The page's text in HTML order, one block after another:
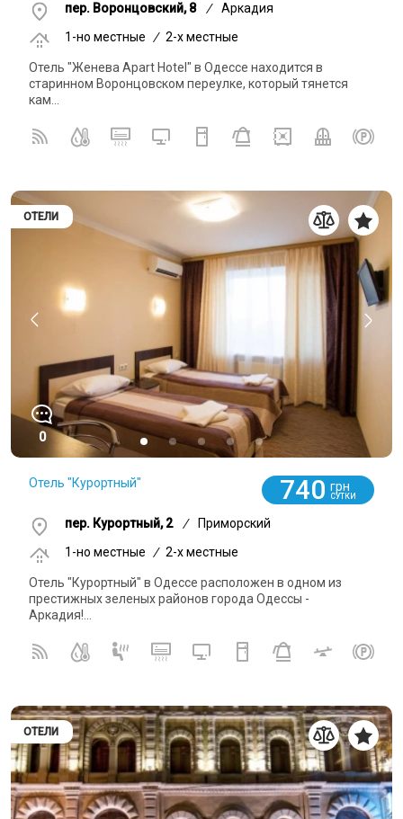
пер. Воронцовский, 8 /
Аркадия
1-но местные / 2-x местные
Отель "Женева Apart Hotel" в Одессе находится в
старинном Воронцовском переулке, который тянется
кам...
ОТЕЛИ
0
Отель "Курортный" 740 грн
СУТКИ
пер. Курортный, 2 /
Приморский
1-но местные
/ 2-x местные
Отель "Курортный" в Одессе расположен в одном из
престижных зеленых районов города Одессы -
Аркадия!...
ОТЕЛИ